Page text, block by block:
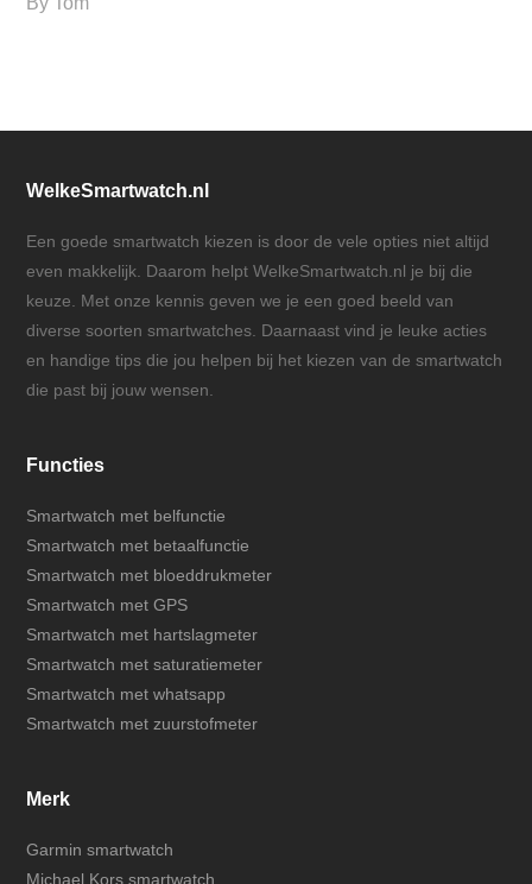
WelkeSmartwatch.nl
Een goede smartwatch kiezen is door de vele opties niet altijd
even makkelijk. Daarom helpt WelkeSmartwatch.nl je bij die
keuze. Met onze kennis geven we je een goed beeld van
diverse soorten smartwatches. Daarnaast vind je leuke acties
en handige tips die jou helpen bij het kiezen van de smartwatch
die past bij jouw wensen.
Functies
Smartwatch met belfunctie
Smartwatch met betaalfunctie
Smartwatch met bloeddrukmeter
Smartwatch met GPS
Smartwatch met hartslagmeter
Smartwatch met saturatiemeter
Smartwatch met whatsapp
Smartwatch met zuurstofmeter
Merk
Garmin smartwatch
Michael Kors smartwatch